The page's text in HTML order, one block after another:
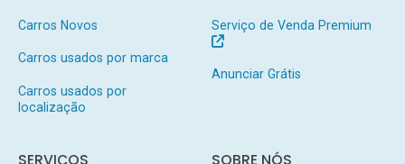
Carros Novos
Carros usados por marca
Carros usados por
localização
Serviço de Venda Premium
Anunciar Grátis
SERVIÇOS SOBRE NÓS